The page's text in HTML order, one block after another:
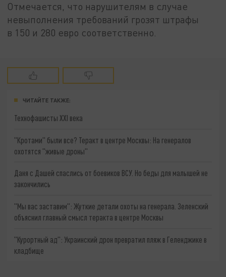
Отмечается, что нарушителям в случае
невыполнения требований грозят штрафы
в 150 и 280 евро соответственно.
ЧИТАЙТЕ ТАКЖЕ:
Технофашисты XXI века
"Кротами" были все? Теракт в центре Москвы: На генералов
охотятся "живые дроны"
Даня с Дашей спаслись от боевиков ВСУ. Но беды для малышей не
закончились
"Мы вас заставим": Жуткие детали охоты на генерала. Зеленский
объяснил главный смысл теракта в центре Москвы
"Курортный ад": Украинский дрон превратил пляж в Геленджике в
кладбище